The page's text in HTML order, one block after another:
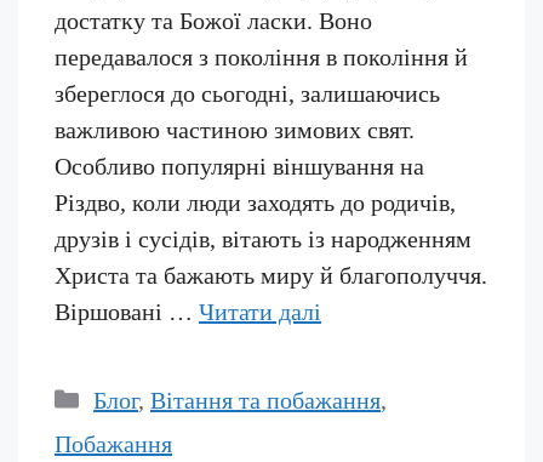
достатку та Божої ласки. Воно
передавалося з покоління в покоління й
збереглося до сьогодні, залишаючись
важливою частиною зимових свят.
Особливо популярні віншування на
Різдво, коли люди заходять до родичів,
друзів і сусідів, вітають із народженням
Христа та бажають миру й благополуччя.
Віршовані … Читати далі
Категорії
Блог, Вітання та побажання,
Побажання